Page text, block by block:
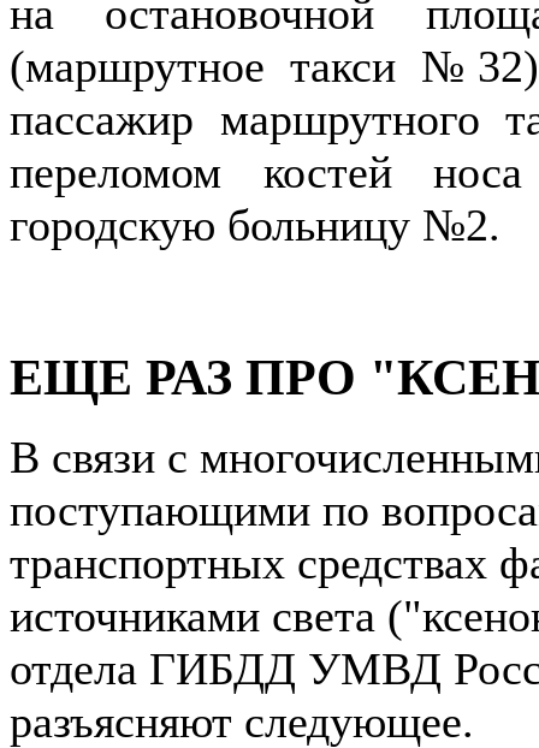
на остановочной
(маршрутное такси
пассажир маршрутного
переломом костей
городскую больницу №2.
ЕЩЕ РАЗ ПРО
В связи с
поступающими по
транспортных средствах
источниками света
отдела ГИБДД УМВД
разъясняют следующее.